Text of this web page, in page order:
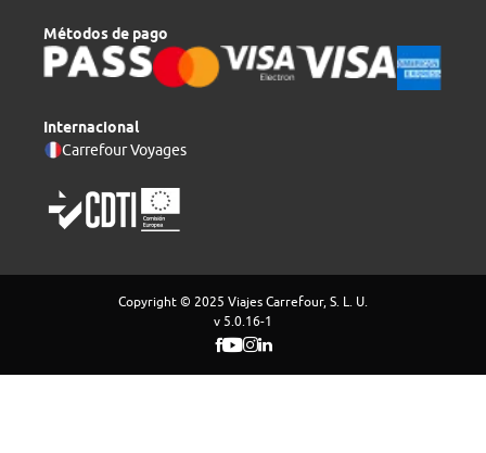
Métodos de pago
Internacional
Carrefour Voyages
Copyright © 2025 Viajes Carrefour, S. L. U.
v 5.0.16-1